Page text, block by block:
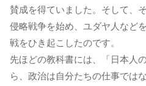
賛成を得ていました。そして、
侵略戦争を始め、ユダヤ人など
戦をひき起こしたのです。
先ほどの教科書には、「日本人
ら、政治は自分たちの仕事では